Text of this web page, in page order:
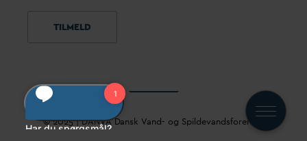
© 2025 |DANVADanskVand- og Spildevandsforening